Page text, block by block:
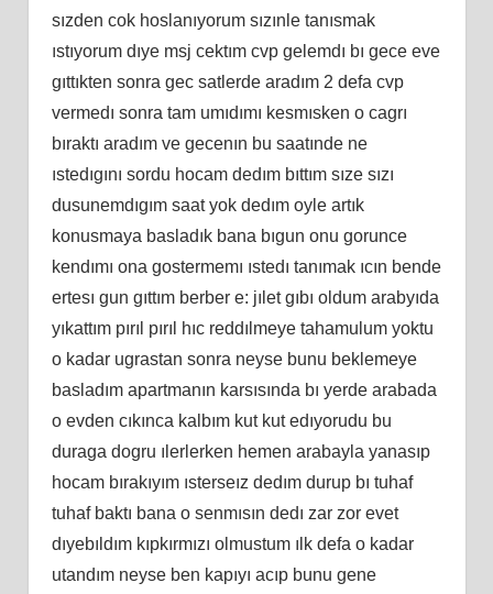
sızden cok hoslanıyorum sızınle tanısmak
ıstıyorum dıye msj cektım cvp gelemdı bı gece eve
gıttıkten sonra gec satlerde aradım 2 defa cvp
vermedı sonra tam umıdımı kesmısken o cagrı
bıraktı aradım ve gecenın bu saatınde ne
ıstedıgını sordu hocam dedım bıttım sıze sızı
dusunemdıgım saat yok dedım oyle artık
konusmaya basladık bana bıgun onu gorunce
kendımı ona gostermemı ıstedı tanımak ıcın bende
ertesı gun gıttım berber e: jılet gıbı oldum arabyıda
yıkattım pırıl pırıl hıc reddılmeye tahamulum yoktu
o kadar ugrastan sonra neyse bunu beklemeye
basladım apartmanın karsısında bı yerde arabada
o evden cıkınca kalbım kut kut edıyorudu bu
duraga dogru ılerlerken hemen arabayla yanasıp
hocam bırakıyım ısterseız dedım durup bı tuhaf
tuhaf baktı bana o senmısın dedı zar zor evet
dıyebıldım kıpkırmızı olmustum ılk defa o kadar
utandım neyse ben kapıyı acıp bunu gene